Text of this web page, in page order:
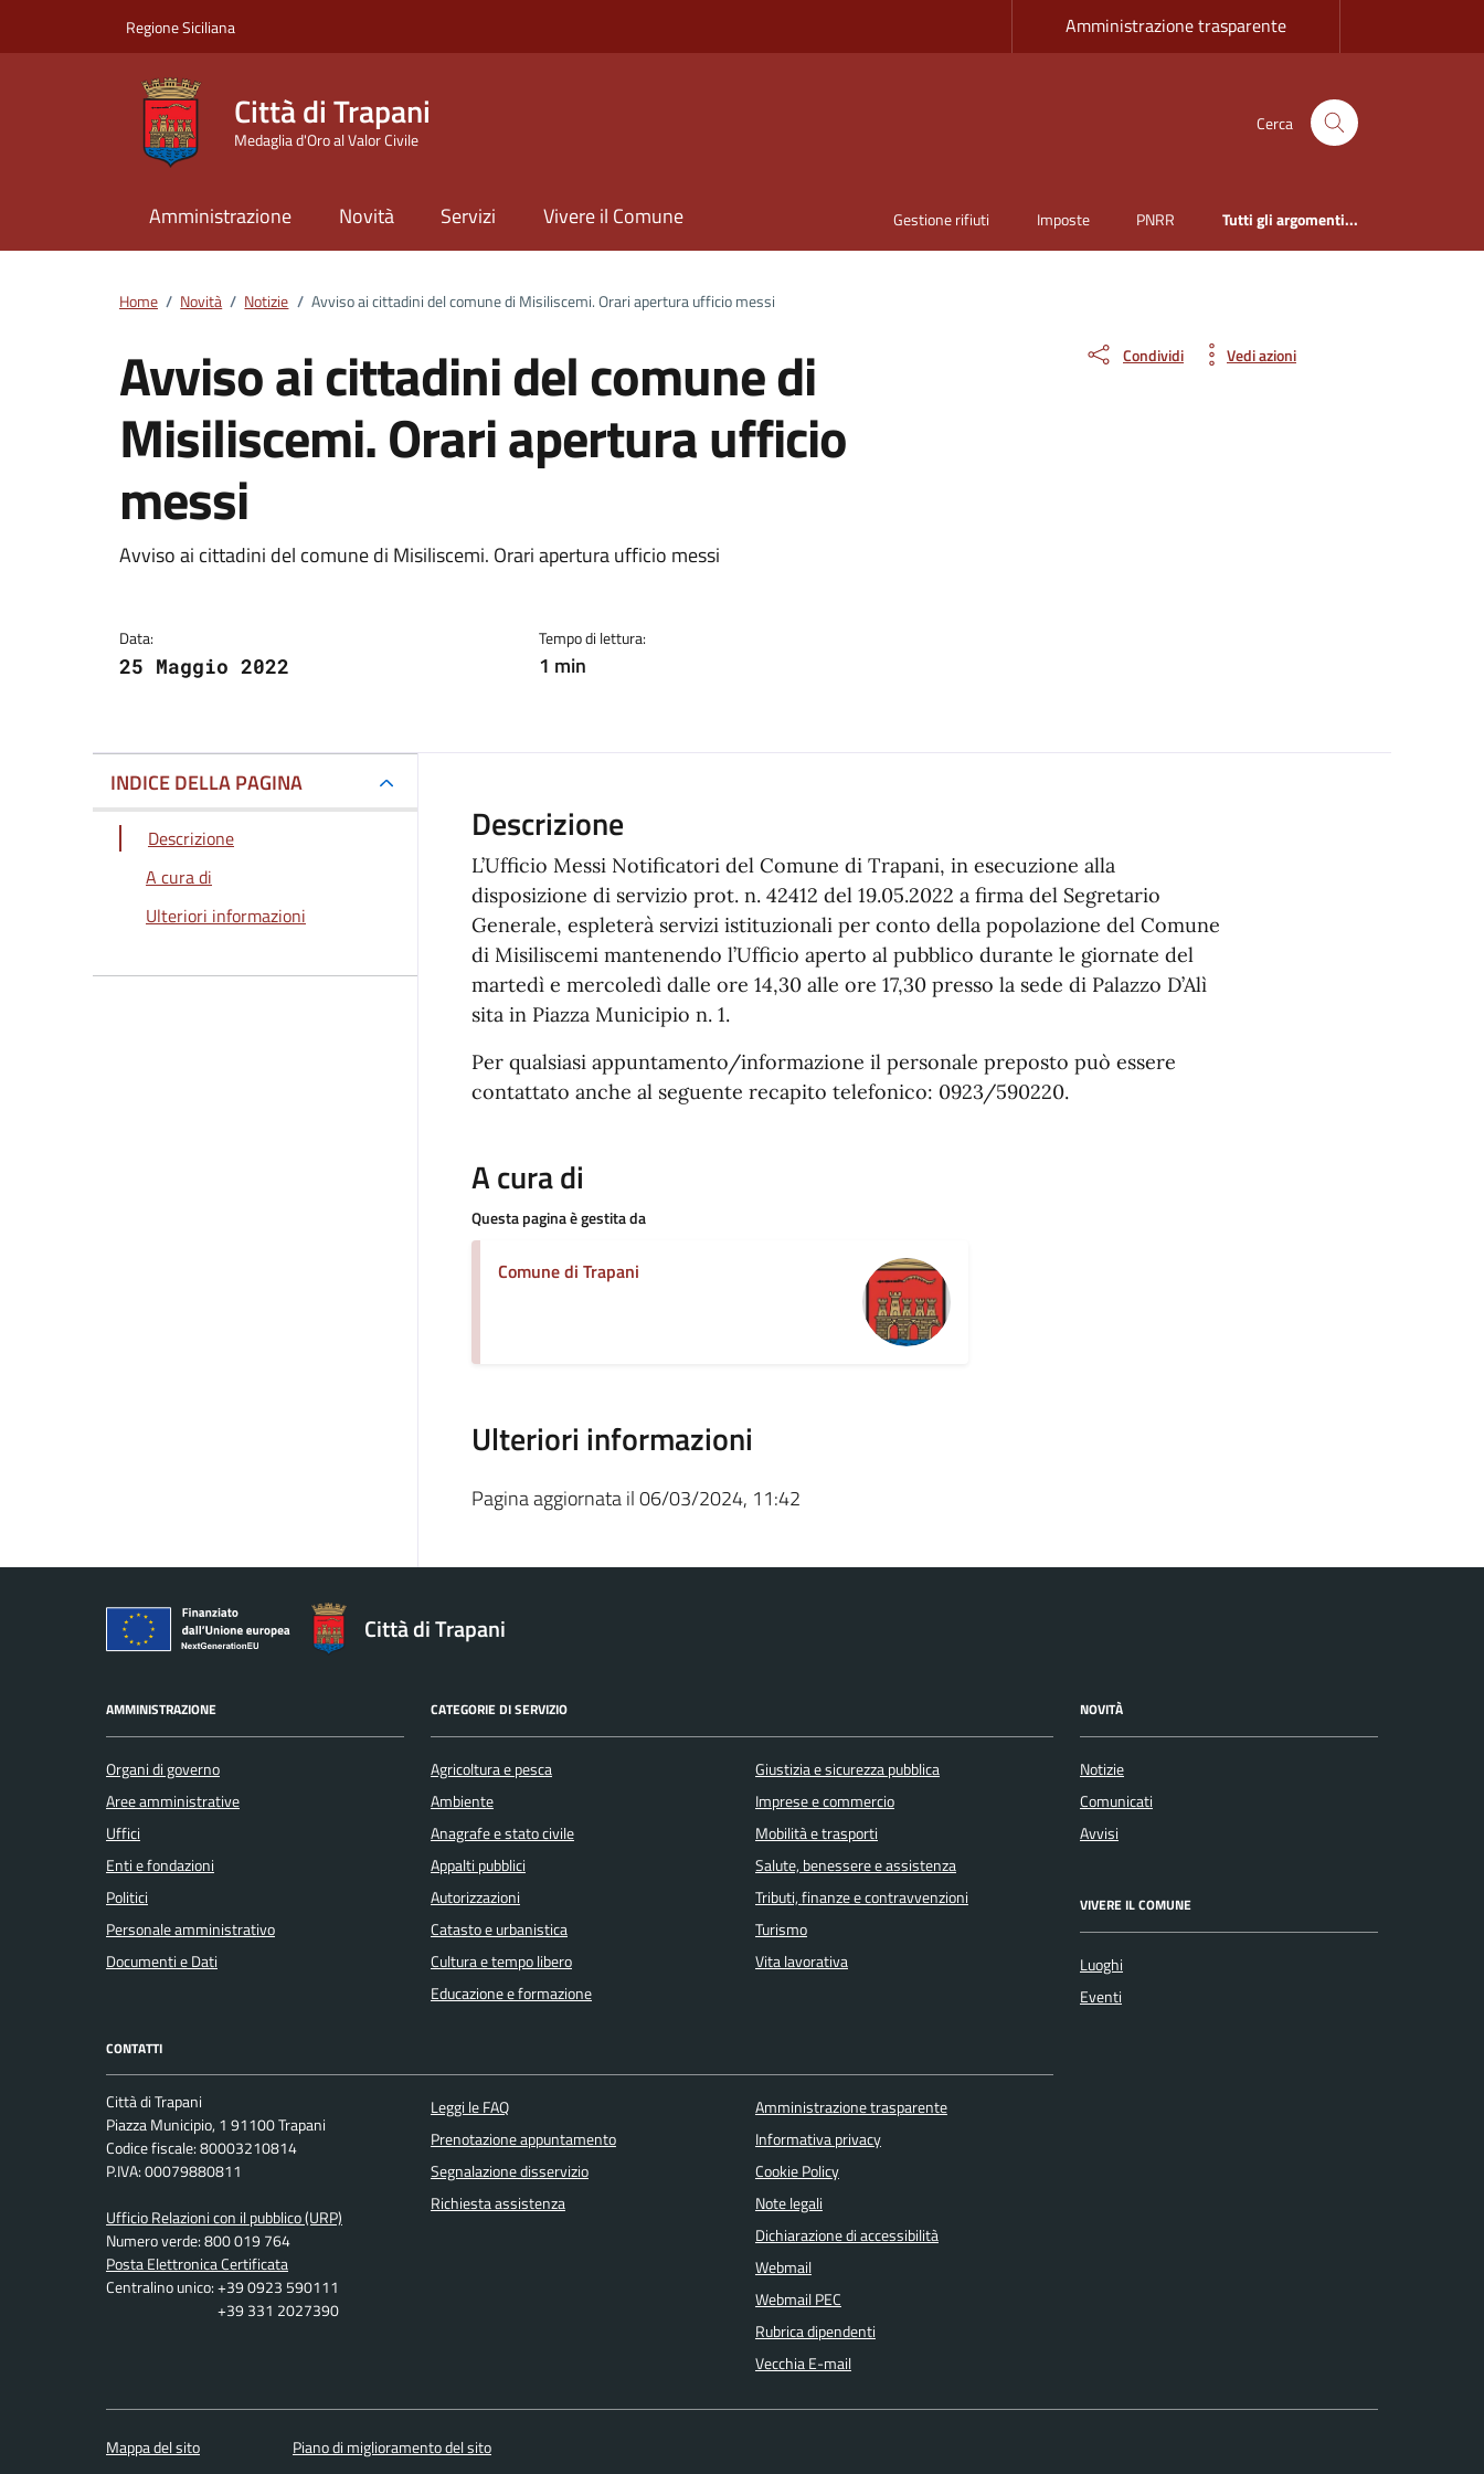
Regione Siciliana Amministrazione trasparente
Città di Trapani
Medaglia d'Oro al Valor Civile
Cerca
Amministrazione Novità Servizi Vivere il Comune Gestione rifiuti Imposte PNRR Tutti gli argomenti...
Home / Novità / Notizie / Avviso ai cittadini del comune di Misiliscemi. Orari apertura ufficio messi
Avviso ai cittadini del comune di
Misiliscemi. Orari apertura ufficio
messi
Dettagli della notizia
Avviso ai cittadini del comune di Misiliscemi. Orari apertura ufficio messi
Data:
25 Maggio 2022
Tempo di lettura:
1 min
Condividi Vedi azioni
INDICE DELLA PAGINA
Descrizione
A cura di
Ulteriori informazioni
Descrizione
L’Ufficio Messi Notificatori del Comune di Trapani, in esecuzione alla
disposizione di servizio prot. n. 42412 del 19.05.2022 a firma del Segretario
Generale, espleterà servizi istituzionali per conto della popolazione del Comune
di Misiliscemi mantenendo l’Ufficio aperto al pubblico durante le giornate del
martedì e mercoledì dalle ore 14,30 alle ore 17,30 presso la sede di Palazzo D’Alì
sita in Piazza Municipio n. 1.
Per qualsiasi appuntamento/informazione il personale preposto può essere
contattato anche al seguente recapito telefonico: 0923/590220.
A cura di
Questa pagina è gestita da
Comune di Trapani
Ulteriori informazioni
Pagina aggiornata il 06/03/2024, 11:42
Città di Trapani
AMMINISTRAZIONE
Organi di governo
Aree amministrative
Uffici
Enti e fondazioni
Politici
Personale amministrativo
Documenti e Dati
CATEGORIE DI SERVIZIO
Agricoltura e pesca
Ambiente
Anagrafe e stato civile
Appalti pubblici
Autorizzazioni
Catasto e urbanistica
Cultura e tempo libero
Educazione e formazione
Giustizia e sicurezza pubblica
Imprese e commercio
Mobilità e trasporti
Salute, benessere e assistenza
Tributi, finanze e contravvenzioni
Turismo
Vita lavorativa
NOVITÀ
Notizie
Comunicati
Avvisi
VIVERE IL COMUNE
Luoghi
Eventi
CONTATTI
Città di Trapani
Piazza Municipio, 1 91100 Trapani
Codice fiscale: 80003210814
P.IVA: 00079880811
Ufficio Relazioni con il pubblico (URP)
Numero verde: 800 019 764
Posta Elettronica Certificata
Centralino unico: +39 0923 590111
+39 331 2027390
Leggi le FAQ
Prenotazione appuntamento
Segnalazione disservizio
Richiesta assistenza
Amministrazione trasparente
Informativa privacy
Cookie Policy
Note legali
Dichiarazione di accessibilità
Webmail
Webmail PEC
Rubrica dipendenti
Vecchia E-mail
Mappa del sito Piano di miglioramento del sito